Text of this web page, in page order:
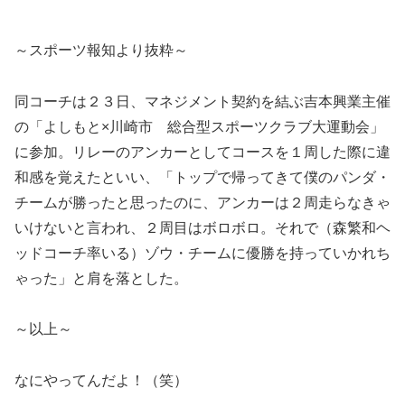
～スポーツ報知より抜粋～
同コーチは２３日、マネジメント契約を結ぶ吉本興業主催
の「よしもと×川崎市 総合型スポーツクラブ大運動会」
に参加。リレーのアンカーとしてコースを１周した際に違
和感を覚えたといい、「トップで帰ってきて僕のパンダ・
チームが勝ったと思ったのに、アンカーは２周走らなきゃ
いけないと言われ、２周目はボロボロ。それで（森繁和ヘ
ッドコーチ率いる）ゾウ・チームに優勝を持っていかれち
ゃった」と肩を落とした。
～以上～
なにやってんだよ！（笑）